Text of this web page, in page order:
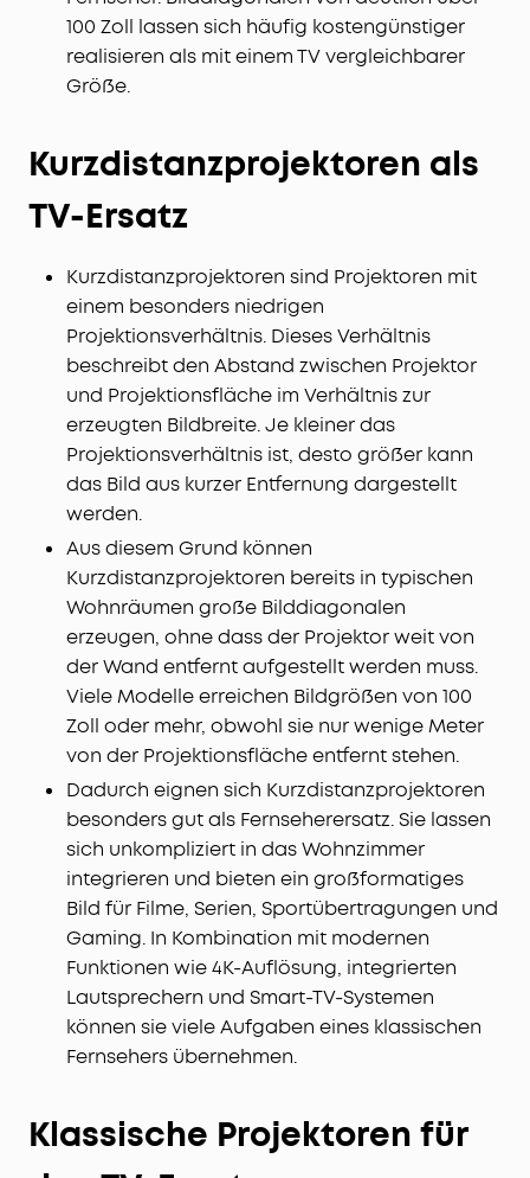
100 Zoll lassen sich häufig kostengünstiger
realisieren als mit einem TV vergleichbarer
Größe.
Kurzdistanzprojektoren als
TV-Ersatz
Kurzdistanzprojektoren sind Projektoren mit
einem besonders niedrigen
Projektionsverhältnis. Dieses Verhältnis
beschreibt den Abstand zwischen Projektor
und Projektionsfläche im Verhältnis zur
erzeugten Bildbreite. Je kleiner das
Projektionsverhältnis ist, desto größer kann
das Bild aus kurzer Entfernung dargestellt
werden.
Aus diesem Grund können
Kurzdistanzprojektoren bereits in typischen
Wohnräumen große Bilddiagonalen
erzeugen, ohne dass der Projektor weit von
der Wand entfernt aufgestellt werden muss.
Viele Modelle erreichen Bildgrößen von 100
Zoll oder mehr, obwohl sie nur wenige Meter
von der Projektionsfläche entfernt stehen.
Dadurch eignen sich Kurzdistanzprojektoren
besonders gut als Fernseherersatz. Sie lassen
sich unkompliziert in das Wohnzimmer
integrieren und bieten ein großformatiges
Bild für Filme, Serien, Sportübertragungen und
Gaming. In Kombination mit modernen
Funktionen wie 4K-Auflösung, integrierten
Lautsprechern und Smart-TV-Systemen
können sie viele Aufgaben eines klassischen
Fernsehers übernehmen.
Klassische Projektoren für